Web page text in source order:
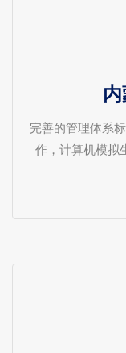
完善的管理体系
作，计算机模拟